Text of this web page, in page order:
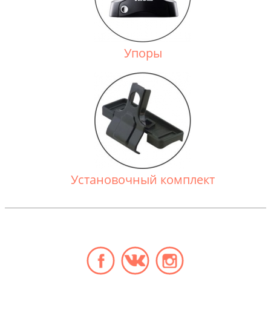
Упоры
Установочный комплект